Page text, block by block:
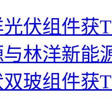
伏组件获
与林洋新能
玻组件获